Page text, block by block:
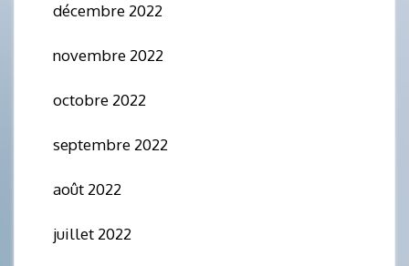
décembre 2022
novembre 2022
octobre 2022
septembre 2022
août 2022
juillet 2022